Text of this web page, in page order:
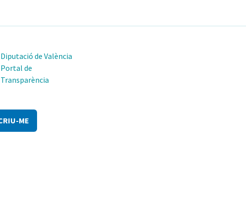
Diputació de València
Portal de
Transparència